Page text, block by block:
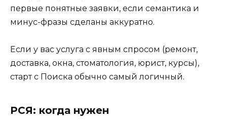
первые понятные заявки, если семантика и
минус-фразы сделаны аккуратно.
Если у вас услуга с явным спросом (ремонт,
доставка, окна, стоматология, юрист, курсы),
старт с Поиска обычно самый логичный.
РСЯ: когда нужен